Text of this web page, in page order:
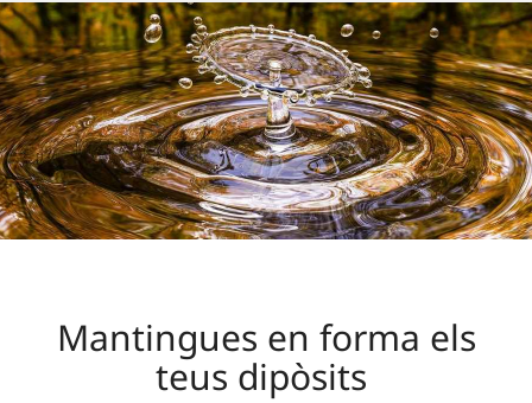
Mantingues en forma els
teus dipòsits